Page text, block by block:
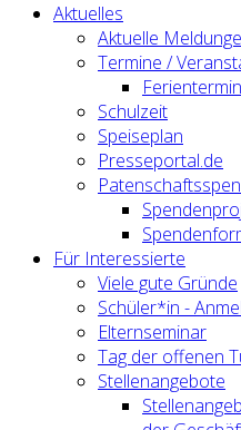
Aktuelles
Aktuelle
Termine /
Schulzeit
Speiseplan
Presseportal.de
Für Interessierte
Viele gute Gründe
Schüler*in -
Elternseminar
Tag der offenen
Stellenangebote